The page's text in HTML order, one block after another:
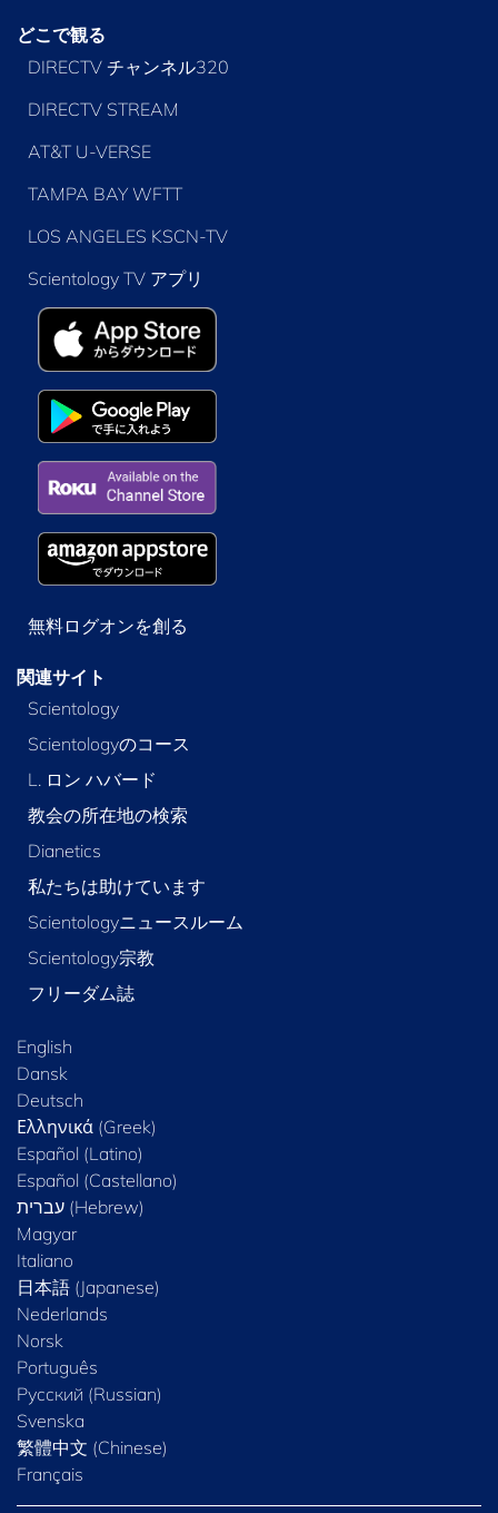
どこで観る
DIRECTV チャンネル320
DIRECTV STREAM
AT&T U-VERSE
TAMPA BAY WFTT
LOS ANGELES KSCN-TV
Scientology TV アプリ
無料ログオンを創る
関連サイト
Scientology
Scientologyのコース
L. ロン ハバード
教会の所在地の検索
Dianetics
私たちは助けています
Scientologyニュースルーム
Scientology宗教
フリーダム誌
English
Dansk
Deutsch
Ελληνικά (Greek)
Español (Latino)
Español (Castellano)
Magyar
Italiano
日本語 (Japanese)
Nederlands
Norsk
Português
Русский (Russian)
Svenska
繁體中文 (Chinese)
Français